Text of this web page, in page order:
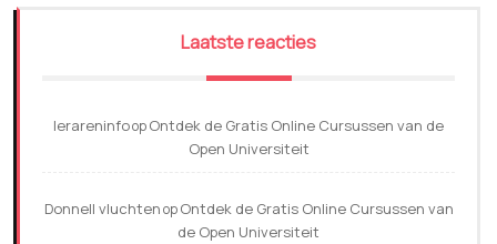
Laatste reacties
lerareninfoopOntdek de Gratis Online Cursussen van de
Open Universiteit
Donnell vluchtenopOntdek de Gratis Online Cursussen van
de Open Universiteit